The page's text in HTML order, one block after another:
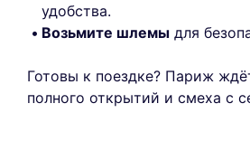
удобства.
Возьмите шлемы для
Готовы к поездке? Париж
полного открытий и смеха с